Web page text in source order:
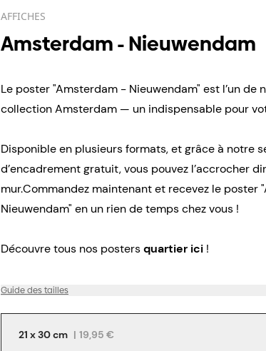
AFFICHES
Amsterdam - Nieuwendam
Le poster "Amsterdam - Nieuwendam" est l’un de
collection Amsterdam — un indispensable pour
Disponible en plusieurs formats, et grâce à notre
d’encadrement gratuit, vous pouvez l’accrocher
mur.Commandez maintenant et recevez le poster
Nieuwendam" en un rien de temps chez vous !
Découvre tous nos postersquartier ici !
Guide des tailles
21 x 30 cm | 19,95 €